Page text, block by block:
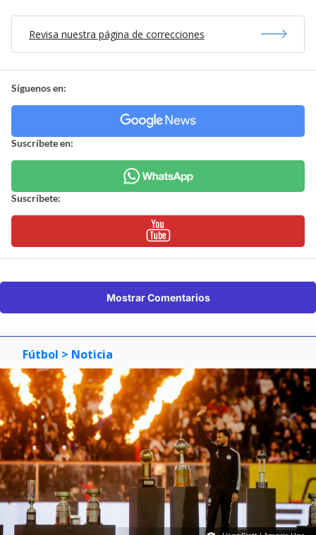
Revisa nuestra página de correcciones
Síguenos en:
Suscríbete en:
Suscríbete:
Mostrar Comentarios
Fútbol > Noticia